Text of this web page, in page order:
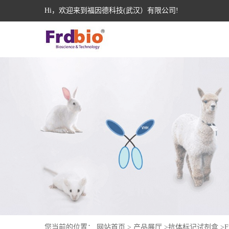
Hi，欢迎来到福因德科技(武汉）有限公司!
您当前的位置： 网站首页 > 产品展厅 >抗体标记试剂盒 >